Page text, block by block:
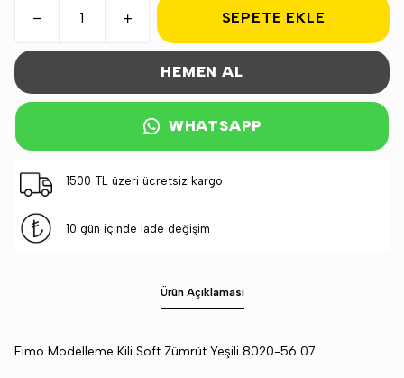
SEPETE EKLE
HEMEN AL
WHATSAPP
1500 TL üzeri ücretsiz kargo
10 gün içinde iade değişim
Ürün Açıklaması
Fımo Modelleme Kili Soft Zümrüt Yeşili 8020-56 07